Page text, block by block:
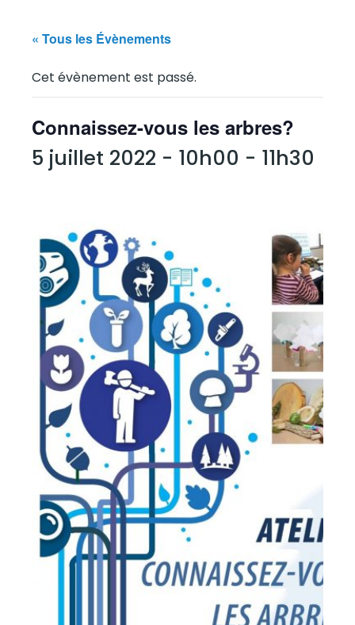
« Tous les Évènements
Cet évènement est passé.
Connaissez-vous les arbres?
5 juillet 2022 - 10h00 - 11h30